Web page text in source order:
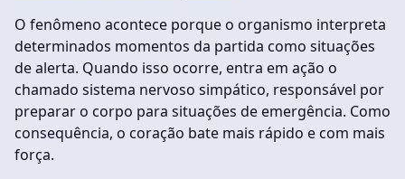
O fenômeno acontece porque o organismo interpreta
determinados momentos da partida como situações
de alerta. Quando isso ocorre, entra em ação o
chamado sistema nervoso simpático, responsável por
preparar o corpo para situações de emergência. Como
consequência, o coração bate mais rápido e com mais
força.